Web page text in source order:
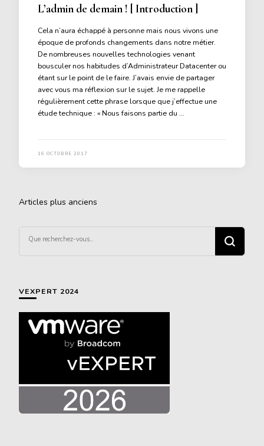
L’admin de demain ! [ Introduction ]
Cela n’aura échappé à personne mais nous vivons une
époque de profonds changements dans notre métier.
De nombreuses nouvelles technologies venant
bousculer nos habitudes d’Administrateur Datacenter ou
étant sur le point de le faire. J’avais envie de partager
avec vous ma réflexion sur le sujet. Je me rappelle
régulièrement cette phrase lorsque que j’effectue une
étude technique : « Nous faisons partie du …
16 OCTOBRE 2017
Navigation
articles
Articles plus anciens
recherchiez
quelque
VEXPERT 2024